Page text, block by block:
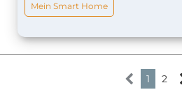
Mein Smart Home
1 2